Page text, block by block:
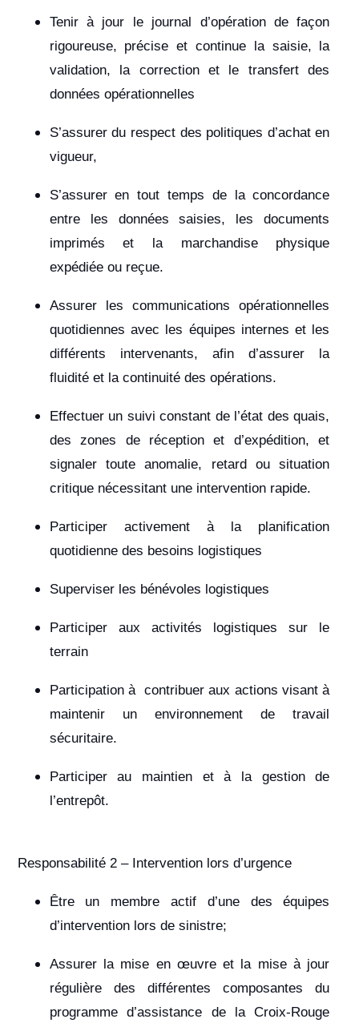
Tenir à jour le journal d’opération de façon
rigoureuse, précise et continue la saisie, la
validation, la correction et le transfert des
données opérationnelles
S’assurer du respect des politiques d’achat en
vigueur,
S’assurer en tout temps de la concordance
entre les données saisies, les documents
imprimés et la marchandise physique
expédiée ou reçue.
Assurer les communications opérationnelles
quotidiennes avec les équipes internes et les
différents intervenants, afin d’assurer la
fluidité et la continuité des opérations.
Effectuer un suivi constant de l’état des quais,
des zones de réception et d’expédition, et
signaler toute anomalie, retard ou situation
critique nécessitant une intervention rapide.
Participer activement à la planification
quotidienne des besoins logistiques
Superviser les bénévoles logistiques
Participer aux activités logistiques sur le
terrain
Participation à contribuer aux actions visant à
maintenir un environnement de travail
sécuritaire.
Participer au maintien et à la gestion de
l’entrepôt.
Responsabilité 2 – Intervention lors d’urgence
Être un membre actif d’une des équipes
d’intervention lors de sinistre;
Assurer la mise en œuvre et la mise à jour
régulière des différentes composantes du
programme d’assistance de la Croix-Rouge